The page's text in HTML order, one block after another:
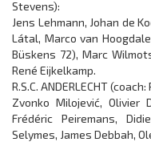
Stevens):
Jens Lehmann, Johan de
Látal, Marco van
Büskens 72), Marc
René Eijkelkamp.
R.S.C. ANDERLECHT
Zvonko Milojević, Olivier
Frédéric Peiremans,
Selymes, James Debbah,